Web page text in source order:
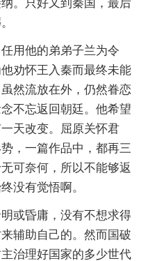
。只好又到秦国，最后
用他的弟弟子兰为令
劝怀王入秦而最终未能
然流放在外，仍然眷恋
不忘返回朝廷。他希望
天改变。屈原关怀君
，一篇作品中，都再三
可奈何，所以不能够返
没有觉悟啊。
或昏庸，没有不想求得
辅助自己的。然而国破
治理好国家的多少世代